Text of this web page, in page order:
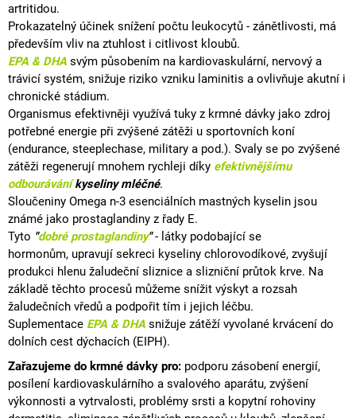
artritidou.
Prokazatelný účinek snížení počtu leukocytů - zánětlivosti, má
především vliv na ztuhlost i citlivost kloubů.
EPA & DHA svým působením na kardiovaskulární, nervový a
trávicí systém, snižuje riziko vzniku laminitis a ovlivňuje akutní i
chronické stádium.
Organismus efektivněji využívá tuky z krmné dávky jako zdroj
potřebné energie při zvýšené zátěži u sportovních koní
(endurance, steeplechase, military a pod.). Svaly se po zvýšené
zátěži regenerují mnohem rychleji díky efektivnějšímu
odbouráváníkyseliny mléčné.
Sloučeniny Omega n-3 esenciálních mastných kyselin jsou
známé jako prostaglandiny z řady E.
Tyto "dobré prostaglandiny"- látky podobající se
hormonům, upravují sekreci kyseliny chlorovodíkové, zvyšují
produkci hlenu žaludeční sliznice a slizniční průtok krve. Na
základě těchto procesů můžeme snížit výskyt a rozsah
žaludečních vředů a podpořit tím i jejich léčbu.
Suplementace EPA & DHA snižuje zátěží vyvolané krvácení do
dolních cest dýchacích (EIPH).
Zařazujeme do krmné dávky pro: podporu zásobení energií,
posílení kardiovaskulárního a svalového aparátu, zvýšení
výkonnosti a vytrvalosti, problémy srsti a kopytní rohoviny